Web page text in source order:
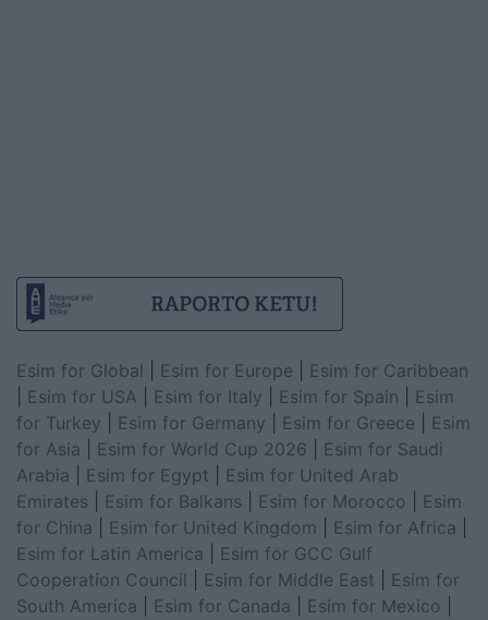
Esim for Global Esim for Europe
Esim for Caribbean
Esim for USA Esim for Italy Esim for Spain
Esim
for Turkey
Esim for Germany Esim for Greece
Esim
for Asia
Esim for World Cup 2026
Esim for Saudi
Arabia
Esim for Egypt
Esim for United Arab
Emirates
Esim for Balkans Esim for Morocco
Esim
for China
Esim for United Kingdom Esim for Africa
Esim for Latin America
Esim for GCC Gulf
Cooperation Council
Esim for Middle East
Esim for
South America
Esim for Canada Esim for Mexico